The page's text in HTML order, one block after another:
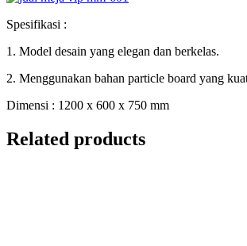
Spesifikasi :
1. Model desain yang elegan dan berkelas.
2. Menggunakan bahan particle board yang
Dimensi : 1200 x 600 x 750 mm
Related products